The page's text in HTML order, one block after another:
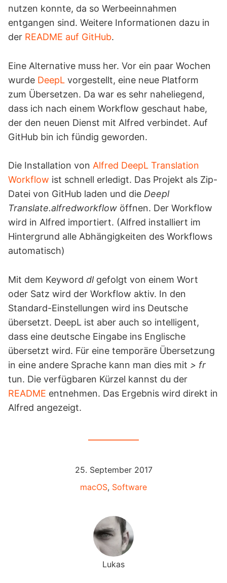
nutzen konnte, da so Werbeeinnahmen
entgangen sind. Weitere Informationen dazu in
der README auf GitHub.
Eine Alternative muss her. Vor ein paar Wochen
wurde DeepL vorgestellt, eine neue Platform
zum Übersetzen. Da war es sehr naheliegend,
dass ich nach einem Workflow geschaut habe,
der den neuen Dienst mit Alfred verbindet. Auf
GitHub bin ich fündig geworden.
Die Installation von Alfred DeepL Translation
Workflow ist schnell erledigt. Das Projekt als Zip-
Datei von GitHub laden und die Deepl
Translate.alfredworkflow öffnen. Der Workflow
wird in Alfred importiert. (Alfred installiert im
Hintergrund alle Abhängigkeiten des Workflows
automatisch)
Mit dem Keyword dlgefolgt von einem Wort
oder Satz wird der Workflow aktiv. In den
Standard-Einstellungen wird ins Deutsche
übersetzt. DeepL ist aber auch so intelligent,
dass eine deutsche Eingabe ins Englische
übersetzt wird. Für eine temporäre Übersetzung
in eine andere Sprache kann man dies mit > fr
tun. Die verfügbaren Kürzel kannst du der
README entnehmen. Das Ergebnis wird direkt in
Alfred angezeigt.
25. September 2017
macOS, Software
Lukas